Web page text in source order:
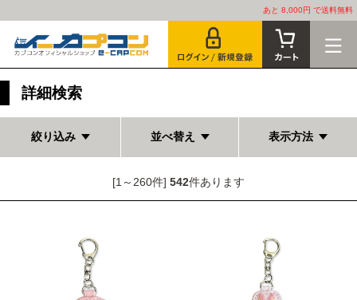
あと 8,000円 で送料無料
詳細検索
絞り込み 並べ替え 表示方法
[1～260件] 542件あります